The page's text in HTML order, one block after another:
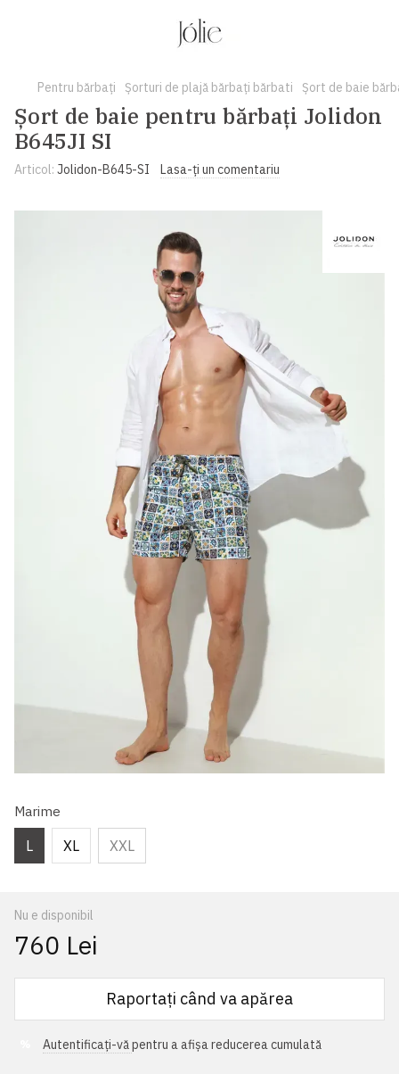
Рentru bărbați Șorturi de plajă bărbați bărbati Șort de baie
Șort de baie pentru bărbați Jolidon
B645JI SI
Articol: Jolidon-B645-SI Lasa-ți un comentariu
Marime
L XL XXL
Nu e disponibil
760 Lei
Raportați când va apărea
Autentificați-văpentru a afișa reducerea cumulată